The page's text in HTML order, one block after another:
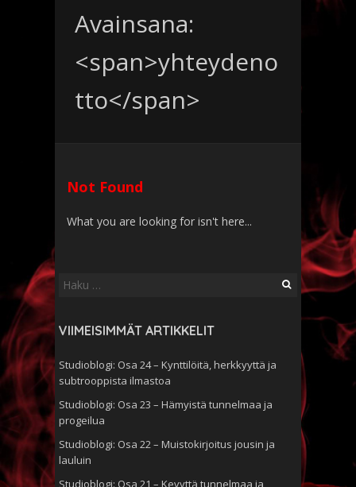
Avainsana:
<span>yhteydeno
tto</span>
Not Found
What you are looking for isn't here...
Haku:
VIIMEISIMMÄT ARTIKKELIT
Studioblogi: Osa 24 – Kynttilöitä, herkkyyttä ja
subtrooppista ilmastoa
Studioblogi: Osa 23 – Hämyistä tunnelmaa ja
progeilua
Studioblogi: Osa 22 – Muistokirjoitus jousin ja
lauluin
Studioblogi: Osa 21 – Kevyttä tunnelmaa ja